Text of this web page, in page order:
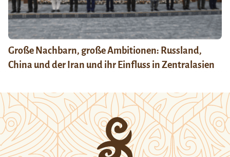
Große Nachbarn, große Ambitionen: Russland,
China und der Iran und ihr Einfluss in Zentralasien